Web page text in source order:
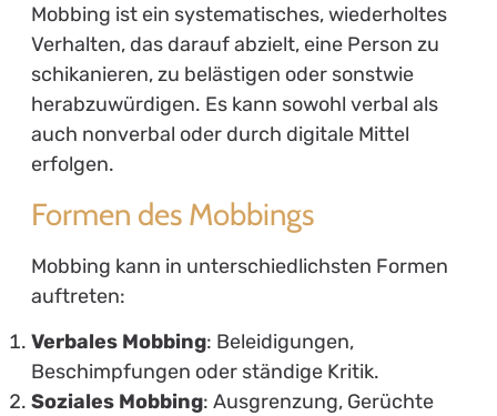
Mobbing ist ein systematisches, wiederholtes
Verhalten, das darauf abzielt, eine Person zu
schikanieren, zu belästigen oder sonstwie
herabzuwürdigen. Es kann sowohl verbal als
auch nonverbal oder durch digitale Mittel
erfolgen.
Formen des Mobbings
Mobbing kann in unterschiedlichsten Formen
auftreten:
Verbales Mobbing: Beleidigungen,
Beschimpfungen oder ständige Kritik.
Soziales Mobbing: Ausgrenzung, Gerüchte